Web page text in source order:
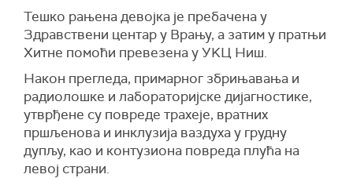
Тешко рањена девојка је пребачена у
Здравствени центар у Врању, а затим у пратњи
Хитне помоћи превезена у УKЦ Ниш.
Након прегледа, примарног збрињавања и
радиолошке и лабораторијске дијагностике,
утврђене су повреде трахеје, вратних
пршљенова и инклузија ваздуха у грудну
дупљу, као и контузиона повреда плућа на
левој страни.